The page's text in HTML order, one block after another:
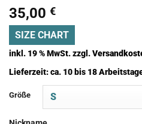
35,00 €
SIZE CHART
inkl. 19 % MwSt.zzgl.
Lieferzeit:ca. 10 bis 18
Größe